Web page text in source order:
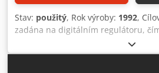
Stav: použitý, Rok výroby: 1992,
zadána na digitálním regulátoru,
způsobem otevírá CO2-dávkovací
CO2 zaváděno do proudu produktu
ve saturační zóně. Množství CO2 v